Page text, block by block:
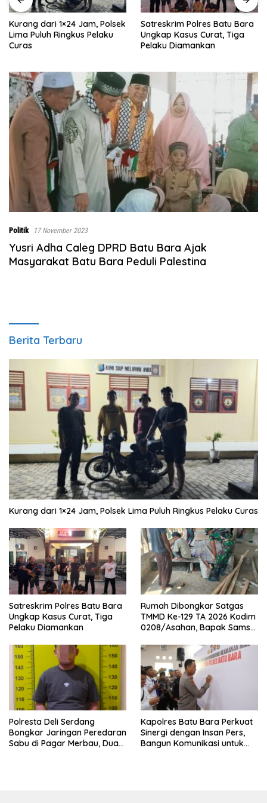
Satreskrim Polres Batu Bara
Ungkap Kasus Curat, Tiga
Pelaku Diamankan
Rumah Dibongkar Satgas
TMMD Ke-129 TA 2026 Kodim
0208/Asahan, Bapak Samsul
Segera Terwujud
Politik 17 November 2023
Yusri Adha Caleg DPRD Batu Bara Ajak
Masyarakat Batu Bara Peduli Palestina
Berita Terbaru
Kurang dari 1×24 Jam, Polsek Lima Puluh Ringkus Pelaku Curas
Satreskrim Polres Batu Bara
Ungkap Kasus Curat, Tiga
Pelaku Diamankan
Rumah Dibongkar Satgas
TMMD Ke-129 TA 2026 Kodim
0208/Asahan, Bapak Samsul
Miliki Rumah Layak Huni
Segera Terwujud
Polresta Deli Serdang
Bongkar Jaringan Peredaran
Sabu di Pagar Merbau, Dua
Kapolres Batu Bara Perkuat
Sinergi dengan Insan Pers,
Bangun Komunikasi untuk